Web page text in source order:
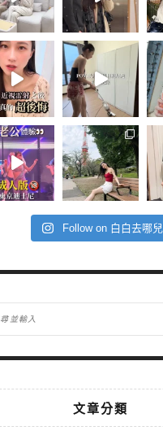
Follow on 白白去哪兒
文章分類